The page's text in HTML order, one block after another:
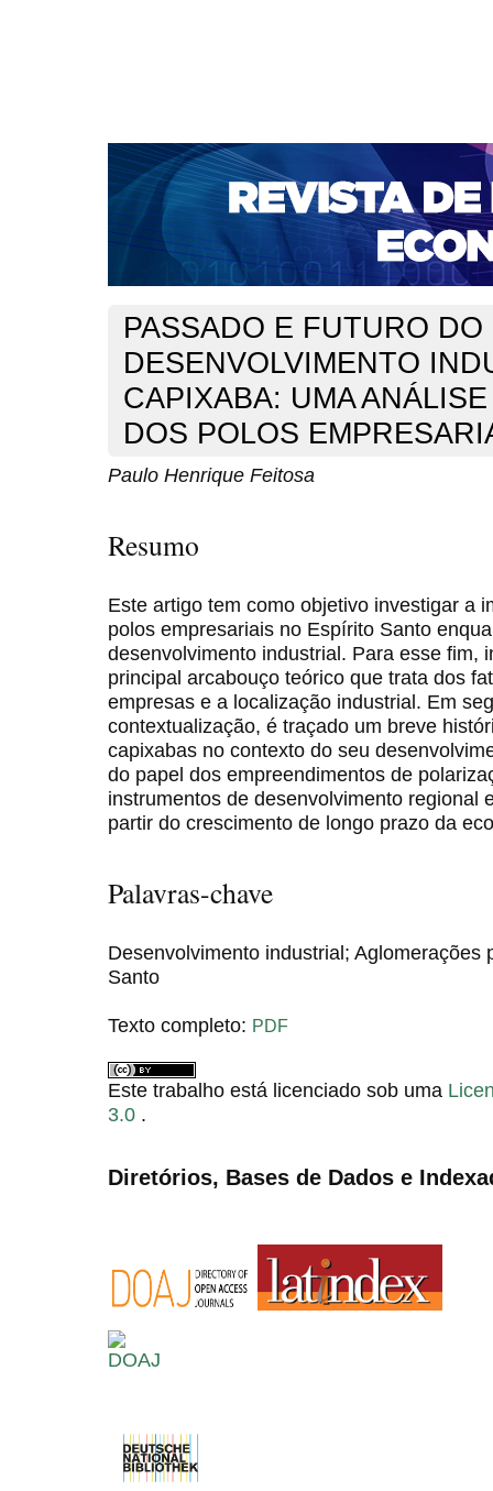
CAPA SOBRE ACESSO CADASTRO
NOTÍCIAS
PORTAL DE REVISTAS DA UNIFACS
BASES DE DADOS E INDEXADORES
Capa v. 17, n. 31 (2015) Feitosa
PASSADO E FUTURO DO
DESENVOLVIMENTO
CAPIXABA: UMA
DOS POLOS
Paulo Henrique Feitosa
Resumo
Este artigo tem como objetivo investigar a
polos empresariais no Espírito Santo
desenvolvimento industrial. Para esse fim,
principal arcabouço teórico que trata dos
empresas e a localização industrial. Em
contextualização, é traçado um breve
capixabas no contexto do seu
do papel dos empreendimentos de
instrumentos de desenvolvimento regional
partir do crescimento de longo prazo da
Palavras-chave
Desenvolvimento industrial;
Santo
Texto completo: PDF
Este trabalho está licenciado sob uma
3.0 .
Diretórios, Bases de Dados e